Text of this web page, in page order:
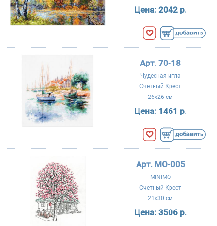
Цена: 2042 р.
Арт. 70-18
Чудесная игла
Счетный Крест
26x26 см
Цена: 1461 р.
Арт. МО-005
MINIMO
Счетный Крест
21x30 см
Цена: 3506 р.